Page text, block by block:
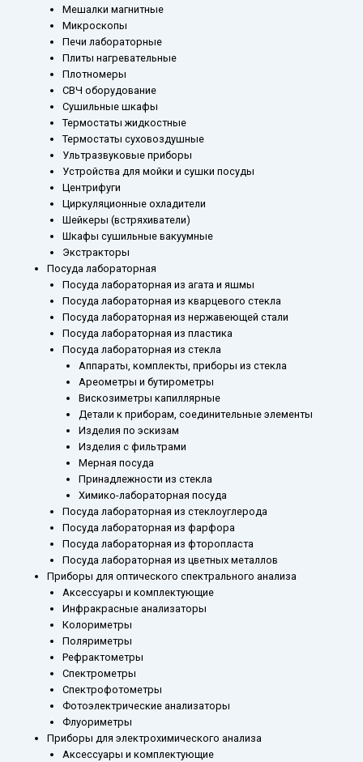
Мешалки магнитные
Микроскопы
Печи лабораторные
Плиты нагревательные
Плотномеры
СВЧ оборудование
Сушильные шкафы
Термостаты жидкостные
Термостаты суховоздушные
Ультразвуковые приборы
Устройства для мойки и сушки посуды
Центрифуги
Циркуляционные охладители
Шейкеры (встряхиватели)
Шкафы сушильные вакуумные
Экстракторы
Посуда лабораторная
Посуда лабораторная из агата и яшмы
Посуда лабораторная из кварцевого стекла
Посуда лабораторная из нержавеющей стали
Посуда лабораторная из пластика
Посуда лабораторная из стекла
Аппараты, комплекты, приборы из стекла
Ареометры и бутирометры
Вискозиметры капиллярные
Детали к приборам, соединительные элементы
Изделия по эскизам
Изделия с фильтрами
Мерная посуда
Принадлежности из стекла
Химико-лабораторная посуда
Посуда лабораторная из стеклоуглерода
Посуда лабораторная из фарфора
Посуда лабораторная из фторопласта
Посуда лабораторная из цветных металлов
Приборы для оптического спектрального анализа
Аксессуары и комплектующие
Инфракрасные анализаторы
Колориметры
Поляриметры
Рефрактометры
Спектрометры
Спектрофотометры
Фотоэлектрические анализаторы
Флуориметры
Приборы для электрохимического анализа
Аксессуары и комплектующие